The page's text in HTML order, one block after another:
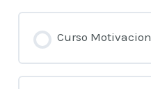
Curso Motivacion